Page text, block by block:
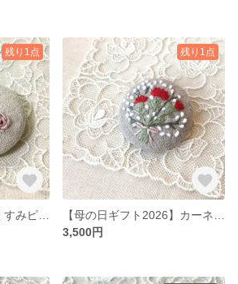
残り1点 残り1点
3,500円